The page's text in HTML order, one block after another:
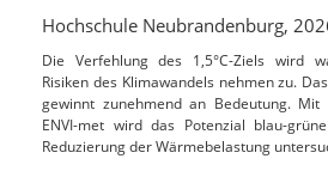
Hochschule Neubrandenburg,
Die Verfehlung des 1,5°C-Ziels wird
Risiken des Klimawandels nehmen zu.
gewinnt zunehmend an Bedeutung. Mit
ENVI-met wird das Potenzial blau-
Reduzierung der Wärmebelastung